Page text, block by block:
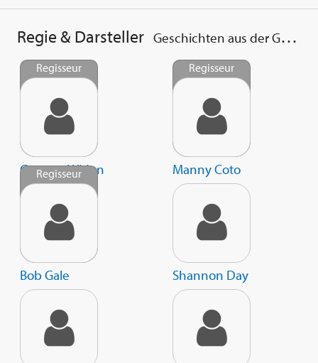
Regie & Darsteller Geschichten aus der Gruft - Masters of Horror 5
Regisseur
Gregory Widen
Regisseur
Manny Coto
Regisseur
Bob Gale Shannon Day